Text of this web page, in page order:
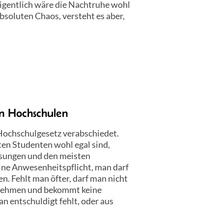
wäre die Nachtruhe wohl
Chaos, versteht es aber,
Hochschulen
verabschiedet.
Studenten wohl egal sind,
und den meisten
Anwesenheitspflicht, man darf
Fehlt man öfter, darf man nicht
und bekommt keine
entschuldigt fehlt, oder aus